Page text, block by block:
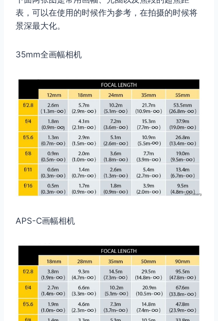
表，可以在使用的时候作为参考，在拍摄的时候将
景深最大化。
35mm全画幅相机
APS-C画幅相机